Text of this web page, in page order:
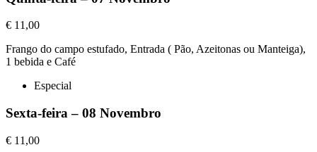
€ 11,00
Frango do campo estufado, Entrada ( Pão, Azeitonas ou Manteiga),
1 bebida e Café
Especial
Sexta-feira – 08 Novembro
€ 11,00